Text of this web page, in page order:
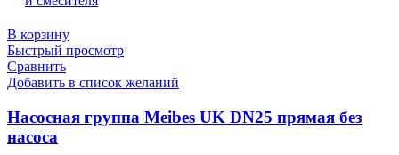
В корзину
Быстрый просмотр
Сравнить
Добавить в список желаний
Насосная группа Meibes UK DN25 прямая без
насоса